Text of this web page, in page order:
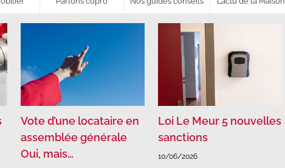
Vote d’une locataire en
assemblée générale
Oui, mais…
Loi Le Meur 5 nouvelles
sanctions
10/06/2026